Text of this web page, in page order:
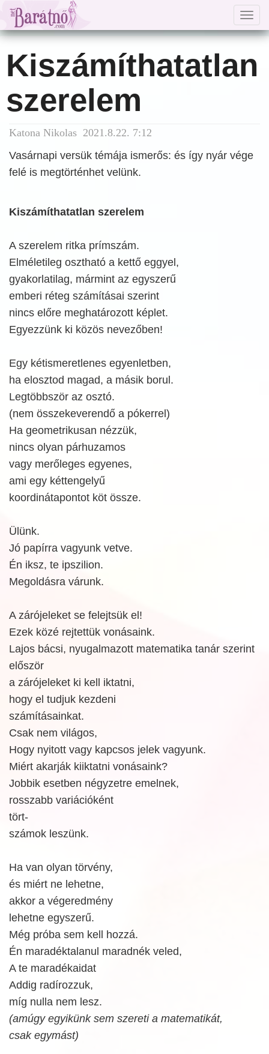
Kiszámíthatatlan
szerelem
Katona Nikolas 2021.8.22. 7:12
Vasárnapi versük témája ismerős: és így nyár vége
felé is megtörténhet velünk.
Kiszámíthatatlan szerelem
A szerelem ritka prímszám.
Elméletileg osztható a kettő eggyel,
gyakorlatilag, mármint az egyszerű
emberi réteg számításai szerint
nincs előre meghatározott képlet.
Egyezzünk ki közös nevezőben!
Egy kétismeretlenes egyenletben,
ha elosztod magad, a másik borul.
Legtöbbször az osztó.
(nem összekeverendő a pókerrel)
Ha geometrikusan nézzük,
nincs olyan párhuzamos
vagy merőleges egyenes,
ami egy kéttengelyű
koordinátapontot köt össze.
Ülünk.
Jó papírra vagyunk vetve.
Én iksz, te ipszilion.
Megoldásra várunk.
A zárójeleket se felejtsük el!
Ezek közé rejtettük vonásaink.
Lajos bácsi, nyugalmazott matematika tanár szerint
először
a zárójeleket ki kell iktatni,
hogy el tudjuk kezdeni
számításainkat.
Csak nem világos,
Hogy nyitott vagy kapcsos jelek vagyunk.
Miért akarják kiiktatni vonásaink?
Jobbik esetben négyzetre emelnek,
rosszabb variációként
tört-
számok leszünk.
Ha van olyan törvény,
és miért ne lehetne,
akkor a végeredmény
lehetne egyszerű.
Még próba sem kell hozzá.
Én maradéktalanul maradnék veled,
A te maradékaidat
Addig radírozzuk,
míg nulla nem lesz.
(amúgy egyikünk sem szereti a matematikát,
csak egymást)